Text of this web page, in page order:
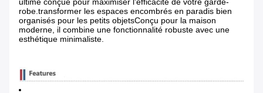
robe.transformer les espaces encombrés en paradis bien
organisés pour les petits objetsConçu pour la maison
moderne, il combine une fonctionnalité robuste avec une
esthétique minimaliste.